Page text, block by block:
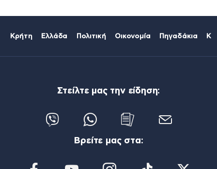
Κρήτη Ελλάδα Πολιτική Οικονομία Πηγαδάκια
Στείλτε μας την είδηση:
Βρείτε μας στα: